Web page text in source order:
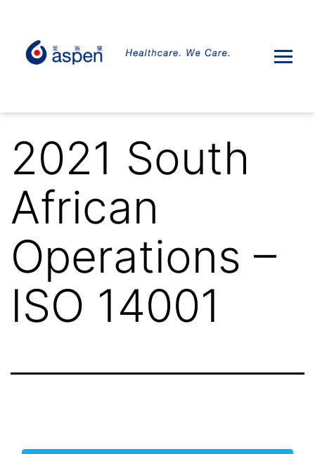
2021 South
African
Operations –
ISO 14001